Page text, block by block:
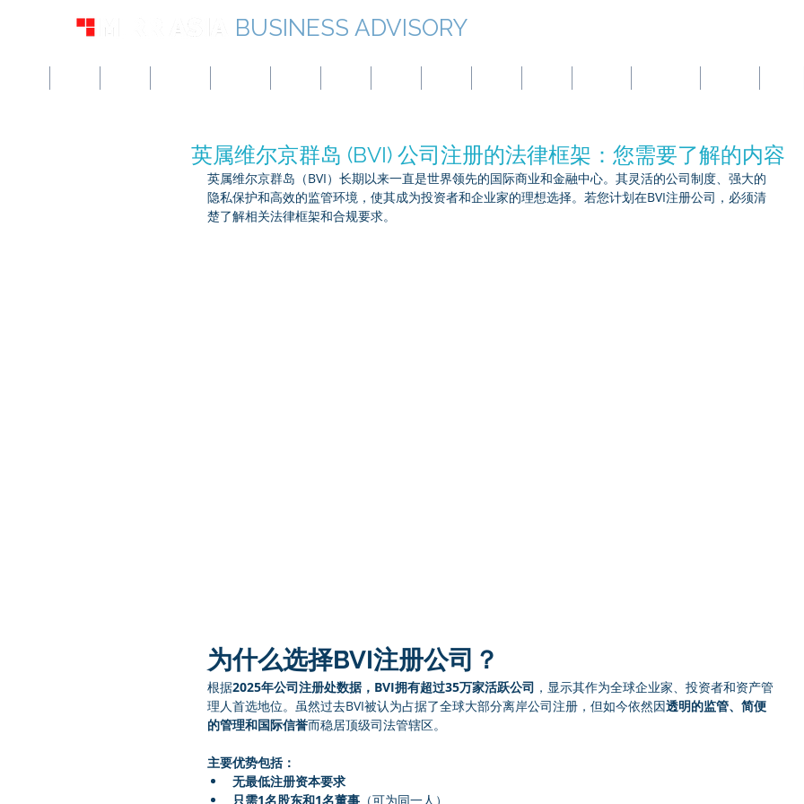
BUSINESS ADVISORY
英属维尔京群岛 (BVI) 公司注册的法律框架：您需要了解的内容
英属维尔京群岛（BVI）长期以来一直是世界领先的国际商业和金融中心。其灵活的公司制度、强大的
隐私保护和高效的监管环境，使其成为投资者和企业家的理想选择。若您计划在BVI注册公司，必须清
楚了解相关法律框架和合规要求。
为什么选择BVI注册公司？
根据2025年公司注册处数据，BVI拥有超过35万家活跃公司 ，显示其作为全球企业家、投资者和资产管
理人首选地位。虽然过去BVI被认为占据了全球大部分离岸公司注册，但如今依然因透明的监管、简便
的管理和国际信誉而稳居顶级司法管辖区。
主要优势包括：
无最低注册资本要求
只需1名股东和1名董事 （可为同一人）